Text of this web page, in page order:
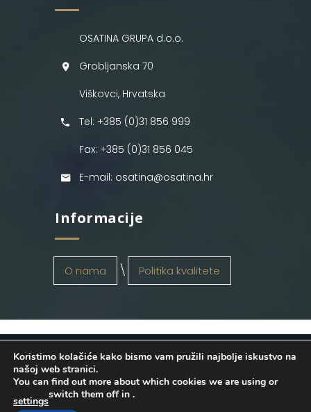
OSATINA GRUPA d.o.o.
Grobljanska 70
Viškovci, Hrvatska
Tel: +385 (0)31 856 999
Fax: +385 (0)31 856 045
E-mail: osatina@osatina.hr
Informacije
O nama Politika kvalitete
OSATINA GRUPA d.o.o. 2026
. Configured
byINFOS Osijek. Sva prava pridržana.
Koristimo kolačiće kako bismo vam pružili najbolje iskustvo na
našoj web stranici.
You can find out more about which cookies we are using or
switch them off in
settings
.